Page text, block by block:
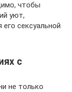
чтобы
уют,
сексуальной
с
не только